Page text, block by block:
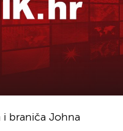
i braniča Johna